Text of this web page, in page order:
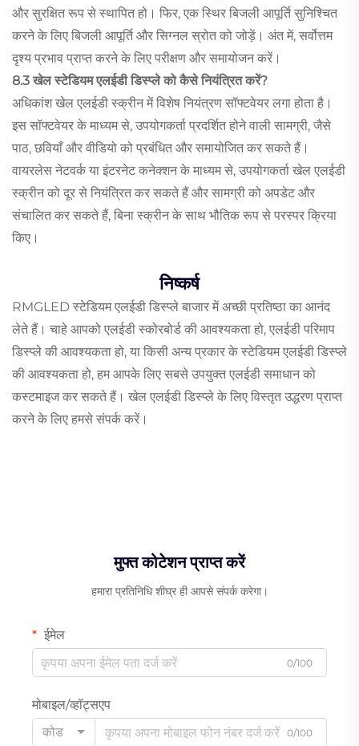
और सुरक्षित रूप से स्थापित हो। फिर, एक स्थिर बिजली आपूर्ति सुनिश्चित
करने के लिए बिजली आपूर्ति और सिग्नल स्रोत को जोड़ें। अंत में, सर्वोत्तम
दृश्य प्रभाव प्राप्त करने के लिए परीक्षण और समायोजन करें।
8.3 खेल स्टेडियम एलईडी डिस्प्ले को कैसे नियंत्रित करें?
अधिकांश खेल एलईडी स्क्रीन में विशेष नियंत्रण सॉफ्टवेयर लगा होता है।
इस सॉफ्टवेयर के माध्यम से, उपयोगकर्ता प्रदर्शित होने वाली सामग्री, जैसे
पाठ, छवियाँ और वीडियो को प्रबंधित और समायोजित कर सकते हैं।
वायरलेस नेटवर्क या इंटरनेट कनेक्शन के माध्यम से, उपयोगकर्ता खेल एलईडी
स्क्रीन को दूर से नियंत्रित कर सकते हैं और सामग्री को अपडेट और
संचालित कर सकते हैं, बिना स्क्रीन के साथ भौतिक रूप से परस्पर क्रिया
किए।
निष्कर्ष
RMGLED स्टेडियम एलईडी डिस्प्ले बाजार में अच्छी प्रतिष्ठा का आनंद
लेते हैं। चाहे आपको एलईडी स्कोरबोर्ड की आवश्यकता हो, एलईडी परिमाप
डिस्प्ले की आवश्यकता हो, या किसी अन्य प्रकार के स्टेडियम एलईडी डिस्प्ले
की आवश्यकता हो, हम आपके लिए सबसे उपयुक्त एलईडी समाधान को
कस्टमाइज कर सकते हैं। खेल एलईडी डिस्प्ले के लिए विस्तृत उद्धरण प्राप्त
करने के लिए हमसे संपर्क करें।
मुफ्त कोटेशन प्राप्त करें
हमारा प्रतिनिधि शीघ्र ही आपसे संपर्क करेगा।
ईमेल
0/100
मोबाइल/व्हॉट्सएप
कोड
0/100